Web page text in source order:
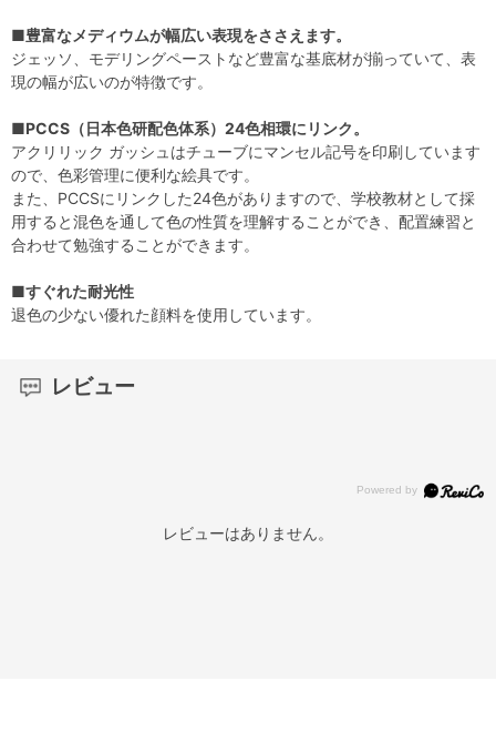
■豊富なメディウムが幅広い表現をささえます。
ジェッソ、モデリングペーストなど豊富な基底材が揃っていて、表
現の幅が広いのが特徴です。
■PCCS（日本色研配色体系）24色相環にリンク。
アクリリック ガッシュはチューブにマンセル記号を印刷しています
ので、色彩管理に便利な絵具です。
また、PCCSにリンクした24色がありますので、学校教材として採
用すると混色を通して色の性質を理解することができ、配置練習と
合わせて勉強することができます。
■すぐれた耐光性
退色の少ない優れた顔料を使用しています。
レビュー
レビューはありません。